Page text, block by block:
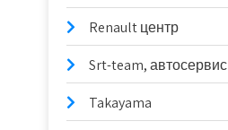
Renault центр
Srt-team, автосервис
Takayama